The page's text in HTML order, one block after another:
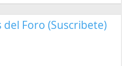
del Foro (Suscribete)